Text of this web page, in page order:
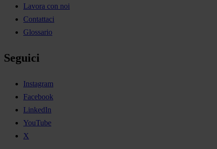
Lavora con noi
Contattaci
Glossario
Seguici
Instagram
Facebook
LinkedIn
YouTube
X